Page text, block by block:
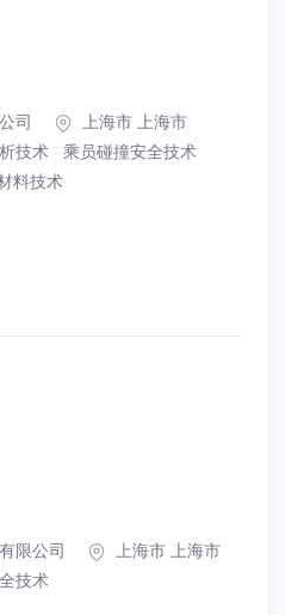
司
上海市 上海市
技术 乘员碰撞安全技术
料技术
限公司
上海市 上海市
技术